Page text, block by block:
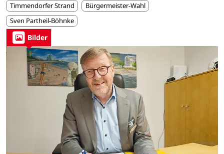
Timmendorfer Strand
Bürgermeister-Wahl
Sven Partheil-Böhnke
Bilder